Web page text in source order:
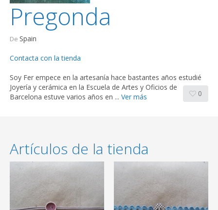
Pregonda
De Spain
Contacta con la tienda
Soy Fer empece en la artesanía hace bastantes años estudié
Joyería y cerámica en la Escuela de Artes y Oficios de
Barcelona estuve varios años en ... Ver más 0
Artículos de la tienda